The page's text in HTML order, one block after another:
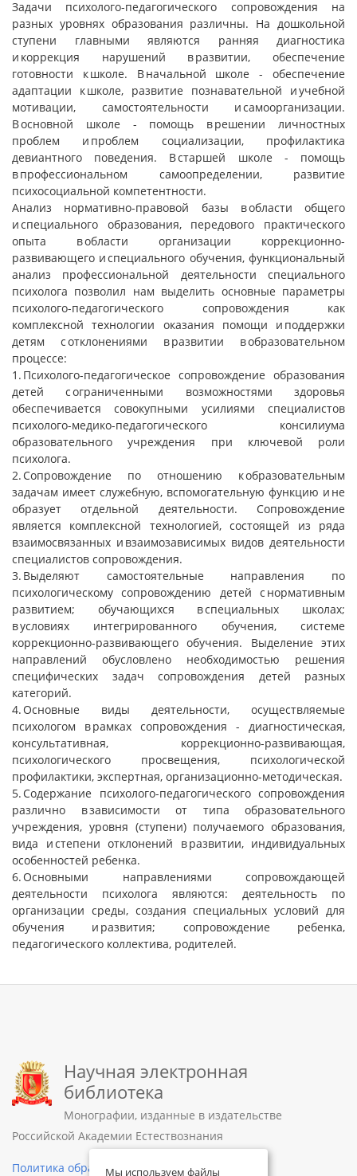
Задачи психолого-педагогического сопровождения на
разных уровнях образования различны. На дошкольной
ступени главными являются ранняя диагностика
и коррекция нарушений в развитии, обеспечение
готовности к школе. В начальной школе - обеспечение
адаптации к школе, развитие познавательной и учебной
мотивации, самостоятельности и самоорганизации.
В основной школе - помощь в решении личностных
проблем и проблем социализации, профилактика
девиантного поведения. В старшей школе - помощь
в профессиональном самоопределении, развитие
психосоциальной компетентности.
Анализ нормативно-правовой базы в области общего
и специального образования, передового практического
опыта в области организации коррекционно-
развивающего и специального обучения, функциональный
анализ профессиональной деятельности специального
психолога позволил нам выделить основные параметры
психолого-педагогического сопровождения как
комплексной технологии оказания помощи и поддержки
детям с отклонениями в развитии в образовательном
процессе:
1. Психолого-педагогическое сопровождение образования
детей с ограниченными возможностями здоровья
обеспечивается совокупными усилиями специалистов
психолого-медико-педагогического консилиума
образовательного учреждения при ключевой роли
психолога.
2. Сопровождение по отношению к образовательным
задачам имеет служебную, вспомогательную функцию и не
образует отдельной деятельности. Сопровождение
является комплексной технологией, состоящей из ряда
взаимосвязанных и взаимозависимых видов деятельности
специалистов сопровождения.
3. Выделяют самостоятельные направления по
психологическому сопровождению детей с нормативным
развитием; обучающихся в специальных школах;
в условиях интегрированного обучения, системе
коррекционно-развивающего обучения. Выделение этих
направлений обусловлено необходимостью решения
специфических задач сопровождения детей разных
категорий.
4. Основные виды деятельности, осуществляемые
психологом в рамках сопровождения - диагностическая,
консультативная, коррекционно-развивающая,
психологического просвещения, психологической
профилактики, экспертная, организационно-методическая.
5. Содержание психолого-педагогического сопровождения
различно в зависимости от типа образовательного
учреждения, уровня (ступени) получаемого образования,
вида и степени отклонений в развитии, индивидуальных
особенностей ребенка.
6. Основными направлениями сопровождающей
деятельности психолога являются: деятельность по
организации среды, создания специальных условий для
обучения и развития; сопровождение ребенка,
педагогического коллектива, родителей.
Научная электронная
библиотека
Монографии, изданные в издательстве
Российской Академии Естествознания
Политика обработки персональных данных
Мы используем файлы